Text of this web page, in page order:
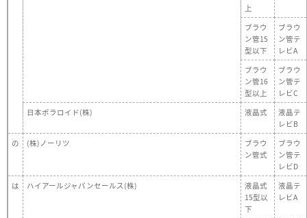
上
ブラウ
ン管15
型以下
ブラウ
ン管テ
レビA
ブラウ
ン管16
型以上
ブラウ
ン管テ
レビC
日本ポラロイド(株)
液晶式
液晶テ
レビB
の
(株)ノーリツ
ブラウ
ン管式
ブラウ
ン管テ
レビD
は
ハイアールジャパンセールス(株)
液晶式
15型以
下
液晶テ
レビA